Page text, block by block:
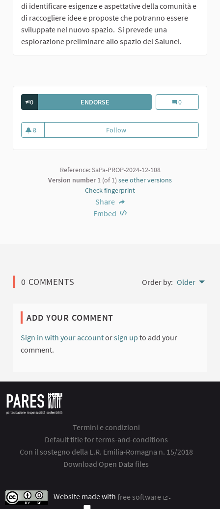
di identificare esigenze e aspettative della comunità e
di raccogliere idee e proposte che potranno essere
sviluppate nel nuovo spazio. Si prevede una
esplorazione preliminare allo spazio del Salunei.
0 ENDORSE SALA PROIEZIONI PER TUTTE LE ETÀ;
Sala proiezioni
0
8
8 followers
FollowSala proiezioni per tutte le età;
Reference: SaPa-PROP-2024-12-108
Version number 1 (of 1) see other versions
Check fingerprint
Share
Embed
0 COMMENTS Order by: Older
ADD YOUR COMMENT
Sign in with your accountorsign up to add your
comment.
Termini e condizioni
Default title for terms-and-conditions
Con il sostegno della L.R. Emilia-Romagna n. 15/2018
Download Open Data files
Website made with free software
.